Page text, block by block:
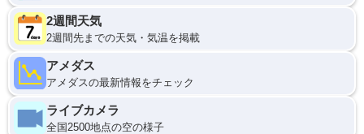
2週間天気
2週間先までの天気・気温を掲載
アメダス
アメダスの最新情報をチェック
ライブカメラ
全国2500地点の空の様子